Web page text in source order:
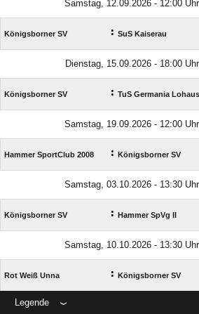
Samstag, 12.09.2026 - 12:00
Königsborner SV : SuS Kaiserau
Dienstag, 15.09.2026 - 18:00
Königsborner SV : TuS Germania
Samstag, 19.09.2026 - 12:00
Hammer SportClub 2008 : Königsborner SV
Samstag, 03.10.2026 - 13:30
Königsborner SV : Hammer SpVg II
Samstag, 10.10.2026 - 13:30
Rot Weiß Unna : Königsborner SV
Legende